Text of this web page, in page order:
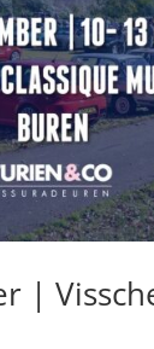
|